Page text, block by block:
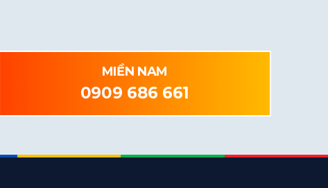
MIỀN NAM
0909 686 661